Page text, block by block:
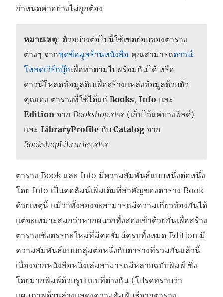
กำหนดค่าอย่างไม่ถูกต้อง
หมายเหตุ: ตัวอย่างต่อไปนี้ใช้เซตย่อยของตาราง
ต่างๆ จากชุดข้อมูลร้านหนังสือ คุณสามารถดาวน์
โหลดเวิร์กบุ๊กเพื่อทำตามไปพร้อมกันได้ หรือ
ดาวน์โหลดข้อมูลดิบเพื่อสร้างแหล่งข้อมูลด้วยตัว
คุณเอง ตารางที่ใช้ได้แก่ Books, Info และ
Edition จาก Bookshop.xlsx (เก็บไว้แค่บางฟิลด์)
และ LibraryProfile กับ Catalog จาก
BookshopLibraries.xlsx
ตาราง Book และ Info มีความสัมพันธ์แบบหนึ่งต่อหนึ่ง
โดย Info เป็นคอลัมน์เพิ่มเติมที่สำคัญของตาราง Book
ด้วยเหตุนี้ แม้ว่าทั้งสองจะสามารถมีความเกี่ยวข้องกันได้
แต่จะเหมาะสมกว่าหากผนวกทั้งสองเข้าด้วยกันเพื่อสร้าง
ตารางเชิงตรรกะใหม่ที่มีคอลัมน์ครบทั้งหมด Edition มี
ความสัมพันธ์แบบกลุ่มต่อหนึ่งกับตารางที่รวมกันแล้วนี้
เนื่องจากหนังสือหนึ่งเล่มสามารถมีหลายฉบับพิมพ์ ซึ่ง
โดยมากพิมพ์ด้วยรูปแบบที่ต่างกัน (โปรดทราบว่า